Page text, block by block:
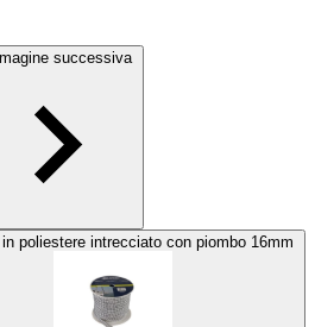
successiva
poliestere intrecciato con piombo 16mm